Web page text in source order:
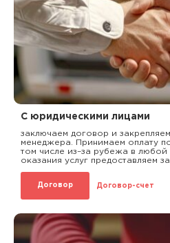
С юридическими лицами
заключаем договор и
менеджера. Принимаем оплату
том числе из–за рубежа в любой
оказания услуг предоставляем
Договор Договор-счет